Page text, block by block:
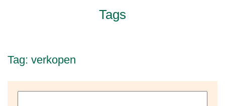
Tags
Tag: verkopen